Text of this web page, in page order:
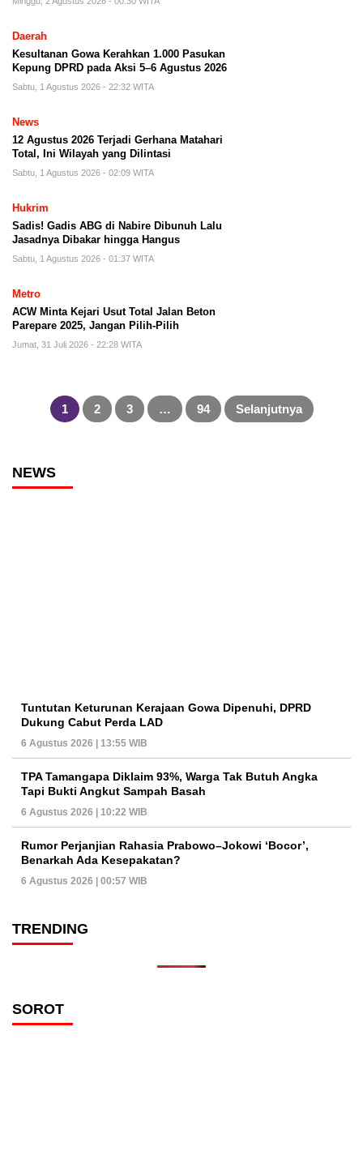
Daerah
Kesultanan Gowa Kerahkan 1.000 Pasukan
Kepung DPRD pada Aksi 5–6 Agustus 2026
Sabtu, 1 Agustus 2026 - 22:32 WITA
News
12 Agustus 2026 Terjadi Gerhana Matahari
Total, Ini Wilayah yang Dilintasi
Sabtu, 1 Agustus 2026 - 02:09 WITA
Hukrim
Sadis! Gadis ABG di Nabire Dibunuh Lalu
Jasadnya Dibakar hingga Hangus
Sabtu, 1 Agustus 2026 - 01:37 WITA
Metro
ACW Minta Kejari Usut Total Jalan Beton
Parepare 2025, Jangan Pilih-Pilih
Jumat, 31 Juli 2026 - 22:28 WITA
Paginasi
pos1 2 3 … 94 Selanjutnya
NEWS
Tuntutan Keturunan Kerajaan Gowa Dipenuhi, DPRD
Dukung Cabut Perda LAD
6 Agustus 2026 | 13:55 WIB
TPA Tamangapa Diklaim 93%, Warga Tak Butuh Angka
Tapi Bukti Angkut Sampah Basah
6 Agustus 2026 | 10:22 WIB
Rumor Perjanjian Rahasia Prabowo–Jokowi ‘Bocor’,
Benarkah Ada Kesepakatan?
6 Agustus 2026 | 00:57 WIB
TRENDING
SOROT